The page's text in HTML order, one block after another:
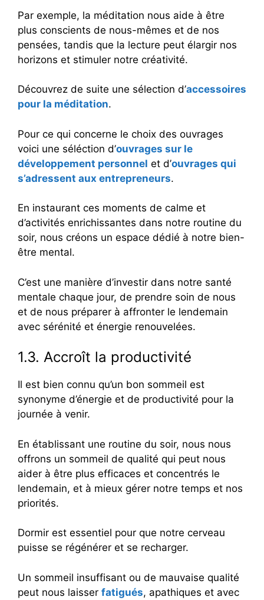
Par exemple, la méditation nous aide à être
plus conscients de nous-mêmes et de nos
pensées, tandis que la lecture peut élargir nos
horizons et stimuler notre créativité.
Découvrez de suite une sélection d’accessoires
pour la méditation.
Pour ce qui concerne le choix des ouvrages
voici une séléction d’ouvrages sur le
développement personnel et d’ouvrages qui
s’adressent aux entrepreneurs.
En instaurant ces moments de calme et
d’activités enrichissantes dans notre routine du
soir, nous créons un espace dédié à notre bien-
être mental.
C’est une manière d’investir dans notre santé
mentale chaque jour, de prendre soin de nous
et de nous préparer à affronter le lendemain
avec sérénité et énergie renouvelées.
1.3. Accroît la productivité
Il est bien connu qu’un bon sommeil est
synonyme d’énergie et de productivité pour la
journée à venir.
En établissant une routine du soir, nous nous
offrons un sommeil de qualité qui peut nous
aider à être plus efficaces et concentrés le
lendemain, et à mieux gérer notre temps et nos
priorités.
Dormir est essentiel pour que notre cerveau
puisse se régénérer et se recharger.
Un sommeil insuffisant ou de mauvaise qualité
peut nous laisser fatigués, apathiques et avec